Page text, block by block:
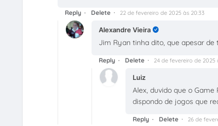
Reply Delete 22 de fevereiro de 2025 às 20:33
Alexandre Vieira
Jim Ryan tinha dito, que apesar
Reply Delete 24 de fevereiro de 2025
Luiz
Alex, duvido que o
dispondo de jogos que
Reply Delete 26 de